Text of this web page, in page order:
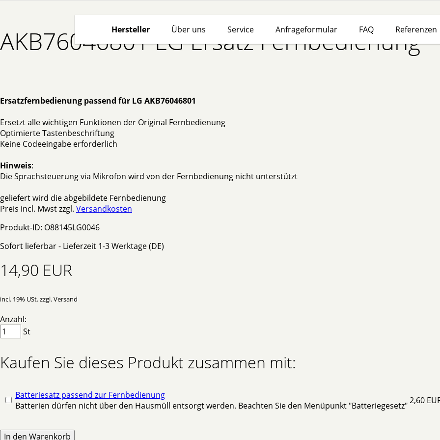
Hersteller Über uns Service Anfrageformular FAQ Referenzen
AKB76046801 LG Ersatz Fernbedienung
Ersatzfernbedienung passend für LG AKB76046801
Ersetzt alle wichtigen Funktionen der Original Fernbedienung
Optimierte Tastenbeschriftung
Keine Codeeingabe erforderlich
Hinweis:
Die Sprachsteuerung via Mikrofon wird von der Fernbedienung nicht unterstützt
geliefert wird die abgebildete Fernbedienung
Preis incl. Mwst zzgl. Versandkosten
Produkt-ID: O88145LG0046
Sofort lieferbar - Lieferzeit 1-3 Werktage (DE)
14,90 EUR
incl. 19% USt. zzgl. Versand
Anzahl:
St
Kaufen Sie dieses Produkt zusammen mit:
Batteriesatz passend zur Fernbedienung
Batterien dürfen nicht über den Hausmüll entsorgt werden. Beachten Sie den Menüpunkt "Batteriegesetz"2,60
In den Warenkorb